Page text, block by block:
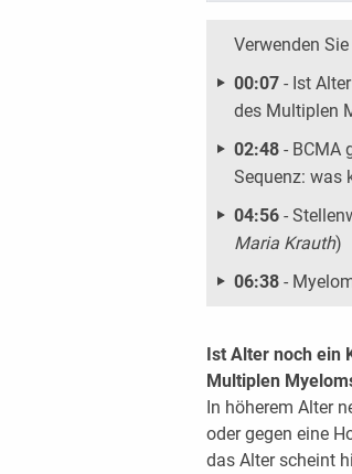
Verwenden
00:07 - Ist
des Multiplen
02:48 - BCMA
Sequenz: was
04:56 -
Maria Krauth)
06:38 -
Ist Alter noch ein
Multiplen
In höherem Alter
oder gegen eine
das Alter scheint